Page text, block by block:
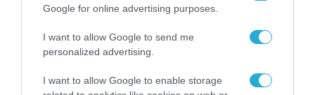
Google for online advertising purposes.
I want to allow Google to send me
personalized advertising.
I want to allow Google to enable storage